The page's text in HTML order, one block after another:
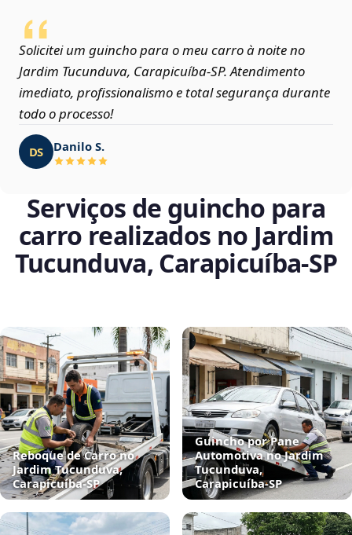
Solicitei um guincho para o meu carro à noite no
Jardim Tucunduva, Carapicuíba‑SP. Atendimento
imediato, profissionalismo e total segurança durante
todo o processo!
DS Danilo S.
Serviços de guincho para
carro realizados no Jardim
Tucunduva, Carapicuíba‑SP
Reboque de Carro no
Jardim Tucunduva,
Carapicuíba‑SP
Guincho por Pane
Automotiva no Jardim
Tucunduva,
Carapicuíba‑SP